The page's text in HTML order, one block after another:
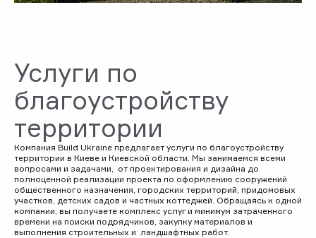
Услуги по
благоустройству
территории
Компания Build Ukraine предлагает услуги по благоустройству
территории в Киеве и Киевской области. Мы занимаемся всеми
вопросами и задачами, от проектирования и дизайна до
полноценной реализации проекта по оформлению сооружений
общественного назначения, городских территорий, придомовых
участков, детских садов и частных коттеджей. Обращаясь к одной
компании, вы получаете комплекс услуг и минимум затраченного
времени на поиски подрядчиков, закупку материалов и
выполнения строительных и ландшафтных работ.